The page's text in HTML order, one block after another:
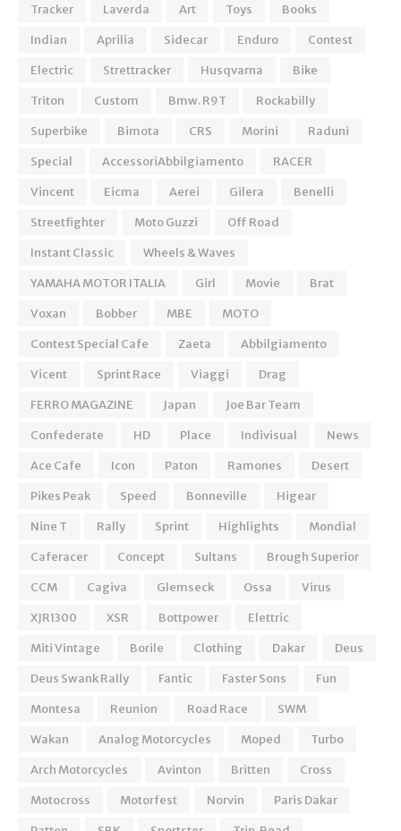
Tracker
Laverda Art Toys
Books
Indian
Aprilia Sidecar Enduro
Contest
Electric
Strettracker Husqvarna
Bike
Triton
Custom Bmw. R9T
Rockabilly
Superbike
Bimota CRS Morini
Raduni
Special
AccessoriAbbilgiamento
RACER
Vincent
Eicma Aerei Gilera
Benelli
Streetfighter
Moto Guzzi
Off Road
Instant Classic
Wheels & Waves
YAMAHA MOTOR ITALIA
Girl Movie
Brat
Voxan
Bobber MBE
MOTO
Contest Special Cafe
Zaeta
Abbilgiamento
Vicent
Sprint Race Viaggi
Drag
FERRO MAGAZINE
Japan
Joe Bar Team
Confederate
HD Place Indivisual
News
Ace Cafe
Icon Paton Ramones
Desert
Pikes Peak
Speed Bonneville
Higear
Nine T
Rally Sprint Highlights
Mondial
Caferacer
Concept Sultans
Brough Superior
CCM
Cagiva Glemseck Ossa
Virus
XJR1300
XSR Bottpower
Elettric
Miti Vintage
Borile Clothing Dakar
Deus
Deus Swank Rally
Fantic Faster Sons
Fun
Montesa
Reunion Road Race
SWM
Wakan
Analog Motorcycles Moped
Turbo
Arch Motorcycles
Avinton Britten
Cross
Motocross
Motorfest Norvin
Paris Dakar